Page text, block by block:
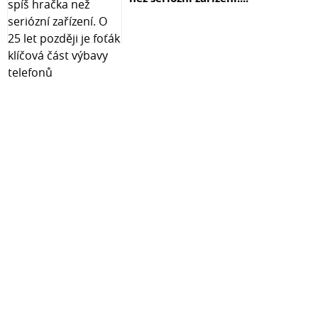
Series III a přidejte 16 kanálů Dante I/O do každého
tohoto přemostění. Díky AVB-D16 se vize funkce plug
and play mezi audio sítěmi stává realitou!
Jeden koncový bod, dvě sítě.